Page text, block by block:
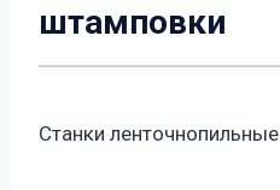
штамповки
Станки ленточнопильные